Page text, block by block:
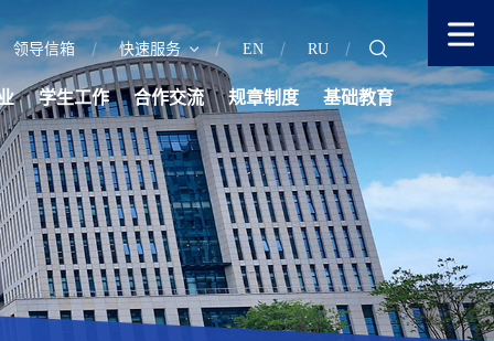
领导信箱 快速服务 EN RU
学生工作 合作交流 规章制度 基础教育